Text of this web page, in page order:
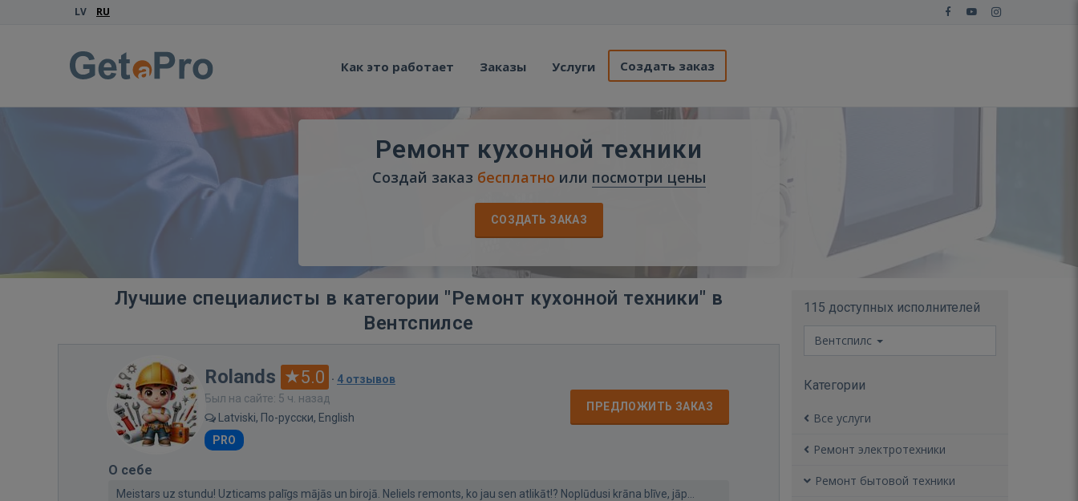
LV RU
Как это работает Заказы Услуги Создать заказ
Ремонт кухонной техники
Создай заказ бесплатно или посмотри цены
СОЗДАТЬ ЗАКАЗ
Лучшие специалисты в категории "Ремонт кухонной техники" в
Вентспилсе
Rolands 5.0 · 4 отзывов
Был на сайте: 5 ч. назад
Latviski, По-русски, English
PRO
ПРЕДЛОЖИТЬ ЗАКАЗ
О себе
Meistars uz stundu! Uzticams palīgs mājās un birojā. Neliels remonts, ko jau sen atlikāt!? Noplūdusi krāna blīve, jāp...
115 доступных исполнителей
Вентспилс
Категории
Все услуги
Ремонт электротехники
Ремонт бытовой техники